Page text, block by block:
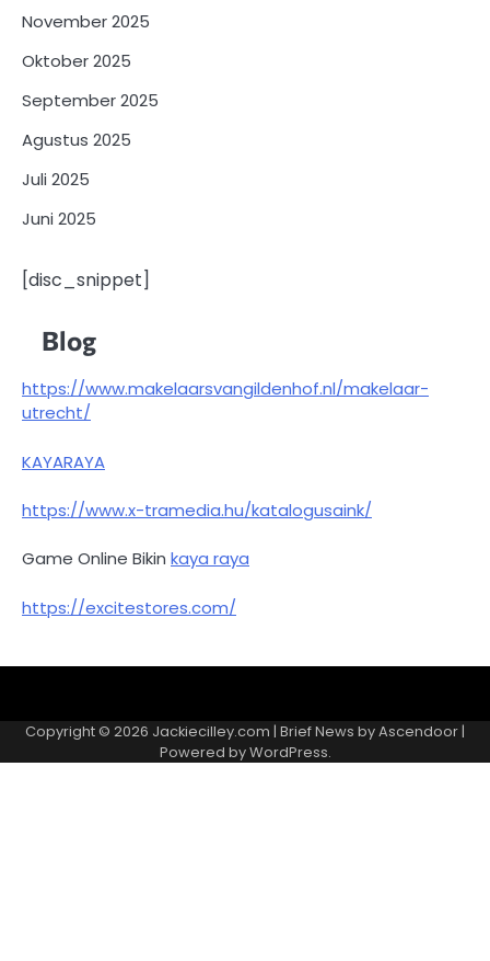
November 2025
Oktober 2025
September 2025
Agustus 2025
Juli 2025
Juni 2025
[disc_snippet]
Blog
https://www.makelaarsvangildenhof.nl/makelaar-
utrecht/
KAYARAYA
https://www.x-tramedia.hu/katalogusaink/
Game Online Bikin kaya raya
https://excitestores.com/
Privasi
Kami
Copyright © 2026 Jackiecilley.com | Brief News byAscendoor |
Powered byWordPress.